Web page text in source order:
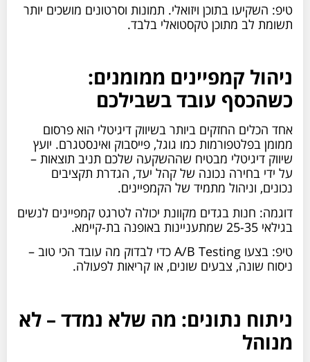
טיפ: השקיעו בתוכן ויזואלי. תמונות וסרטונים מושכים יותר
תשומת לב מתוכן טקסטואלי בלבד.
ניהול קמפיינים ממומנים:
כשהכסף עובד בשבילכם
אחד הכלים החזקים ביותר בשיווק דיגיטלי הוא פרסום
ממומן בפלטפורמות כמו גוגל, פייסבוק ואינסטגרם. יועץ
שיווק דיגיטלי מבטיח שההשקעה שלכם תניב תוצאות –
על ידי בחירה נכונה של קהל יעד, הגדרת תקציבים
נכונים, וניהול מתמיד של הקמפיינים.
דוגמה: חנות בגדים מקוונת יכולה לטרגט קמפיינים לנשים
בגילאי 25-35 שמתעניינות באופנה בת-קיימא.
טיפ: בצעו A/B Testing כדי לבדוק מה עובד הכי טוב –
ניסוח שונה, צבעים שונים, או קריאות לפעולה.
ניתוח נתונים: מה שלא נמדד – לא
מנוהל